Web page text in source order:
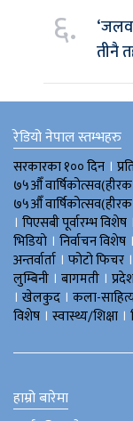
६.
तीनै
रेडियो नेपाल स्तम्भहरु
सरकारका १०० दिन ।
७५औँ
७५औँ
। पिएसबी पूर्वारम्भ विशेष
भिडियाे । निर्वाचन विशेष ।
अन्तर्वार्ता । फोटो फिचर ।
लुम्बिनी । बागमती ।
। खेलकुद । कला-
विशेष । स्वास्थ्य/शिक्षा ।
हाम्रो बारेमा